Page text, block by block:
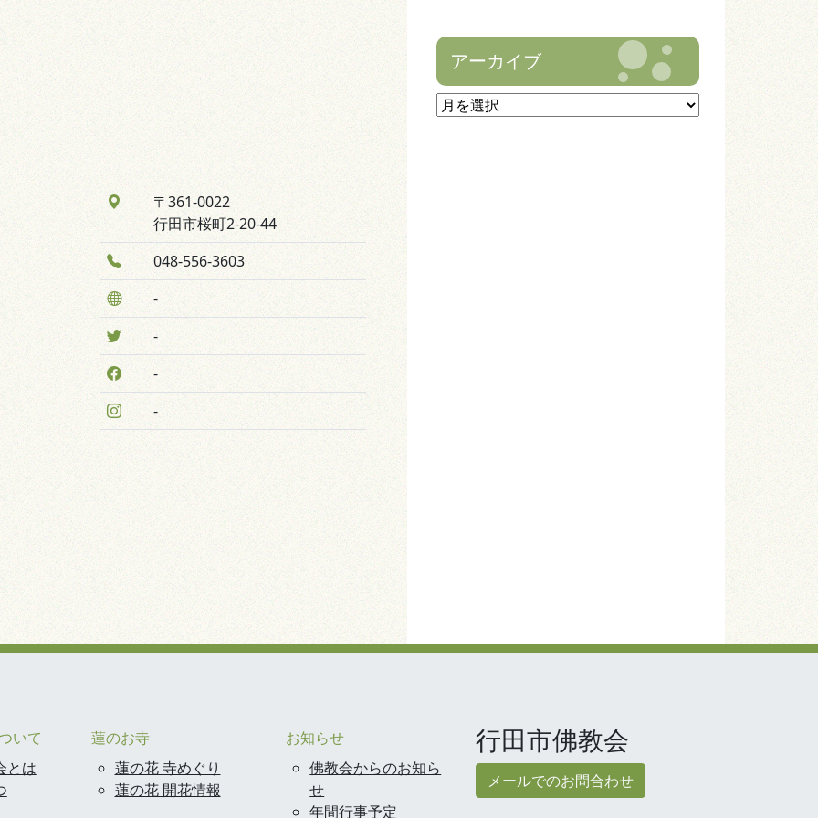
〒361-0022
行田市桜町2-20-44
048-556-3603
-
-
-
-
アーカイブ
ア
いて
とは
蓮のお寺
蓮の花 寺めぐり
蓮の花 開花情報
お知らせ
佛教会からのお知ら
せ
年間行事予定
行田市佛教会
メールでのお問合わせ